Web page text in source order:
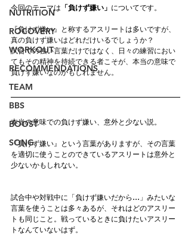
NUTRITION
ROCOVERY
WORKOUT
RECOMMENDATIONS
TEAM
BBS
BOOST
SONG
今回のテーマは 「負けず嫌い」 についてです。
『負けず嫌い』と称するアスリートは多いですが、
真の負けず嫌いはどれだけいるでしょうか？
試合での強い言葉だけではなく、日々の練習におい
てもその精神を持続できる者こそが、本当の意味で
負けず嫌いなのかもしれません。
本当の意味での負けず嫌い、意外と少ない説。
『負けず嫌い』という言葉がありますが、その言葉
を適切に使うことのできているアスリートは意外と
少ないかもしれない。
試合中や対戦中に「負けず嫌いだから…」みたいな
言葉を使うことは多々あるが、それはどのアスリー
トも同じこと。戦っているときに負けたいアスリー
トなんていないはず。